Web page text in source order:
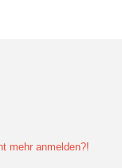
mehr anmelden?!